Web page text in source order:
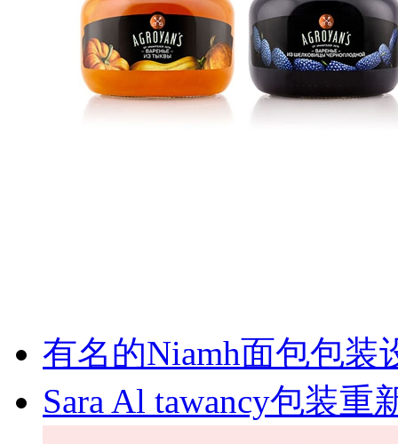
有名的Niamh面包包装
Sara Al tawancy包装重